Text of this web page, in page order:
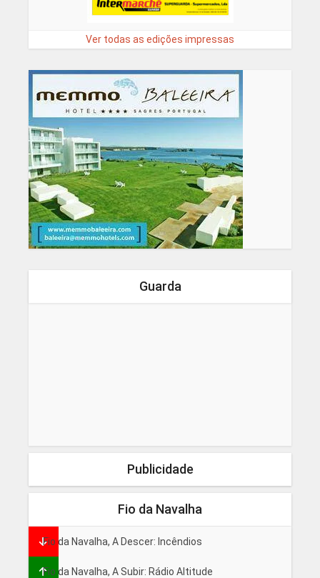
Ver todas as edições impressas
Guarda
Publicidade
Fio da Navalha
Fio da Navalha, A Descer: Incêndios
Fio da Navalha, A Subir: Rádio Altitude